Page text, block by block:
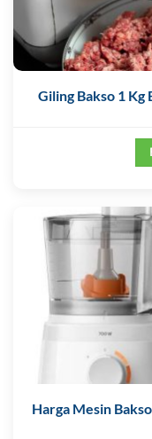
Giling Bakso 1 Kg
Harga Mesin